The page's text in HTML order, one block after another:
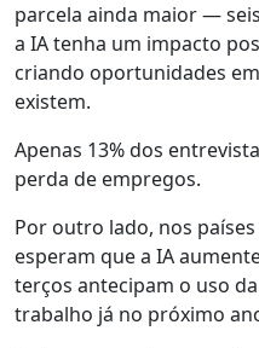
parcela ainda maior —
a IA tenha um impacto
criando oportunidades
existem.
Apenas 13% dos
perda de empregos.
Por outro lado, nos
esperam que a IA
terços antecipam o uso
trabalho já no próximo